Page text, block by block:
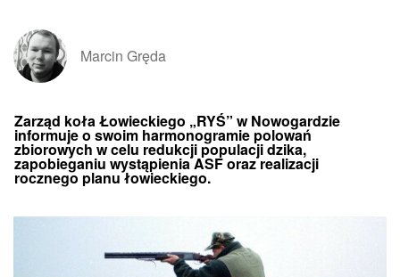
Marcin Gręda
Zarząd koła Łowieckiego „RYŚ” w Nowogardzie
informuje o swoim harmonogramie polowań
zbiorowych w celu redukcji populacji dzika,
zapobieganiu wystąpienia ASF oraz realizacji
rocznego planu łowieckiego.